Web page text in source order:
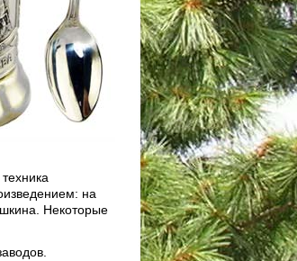
на
Некоторые